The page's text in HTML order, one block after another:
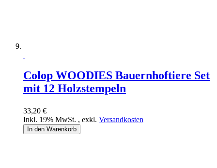
Colop WOODIES Bauernhoftiere Set
mit 12 Holzstempeln
33,20 €
Inkl. 19% MwSt. , exkl. Versandkosten
In den Warenkorb